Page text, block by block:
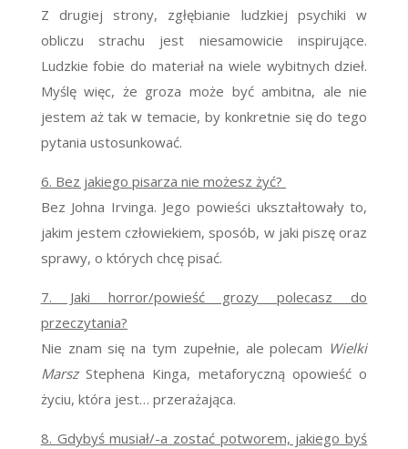
Z drugiej strony, zgłębianie ludzkiej psychiki w
obliczu strachu jest niesamowicie inspirujące.
Ludzkie fobie do materiał na wiele wybitnych dzieł.
Myślę więc, że groza może być ambitna, ale nie
jestem aż tak w temacie, by konkretnie się do tego
pytania ustosunkować.
6. Bez jakiego pisarza nie możesz żyć?
Bez Johna Irvinga. Jego powieści ukształtowały to,
jakim jestem człowiekiem, sposób, w jaki piszę oraz
sprawy, o których chcę pisać.
7. Jaki horror/powieść grozy polecasz do
przeczytania?
Nie znam się na tym zupełnie, ale polecam Wielki
MarszStephena Kinga, metaforyczną opowieść o
życiu, która jest… przerażająca.
8. Gdybyś musiał/-a zostać potworem, jakiego byś